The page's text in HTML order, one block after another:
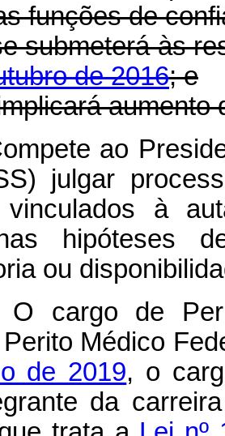
funções de
submeterá às
de 2016; e
aumento
ao
julgar
vinculados à
hipóteses
ou
O cargo de
Médico
de 2019, o
da